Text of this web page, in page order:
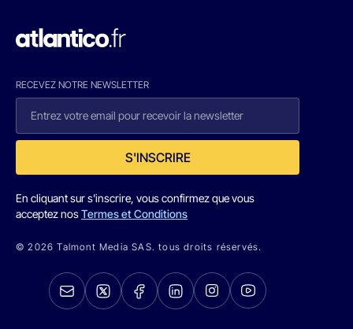
RECEVEZ NOTRE NEWSLETTER
S'INSCRIRE
En cliquant sur s'inscrire, vous confirmez que vous
acceptez nosTermes et Conditions
© 2026 Talmont Media SAS. tous droits réservés.